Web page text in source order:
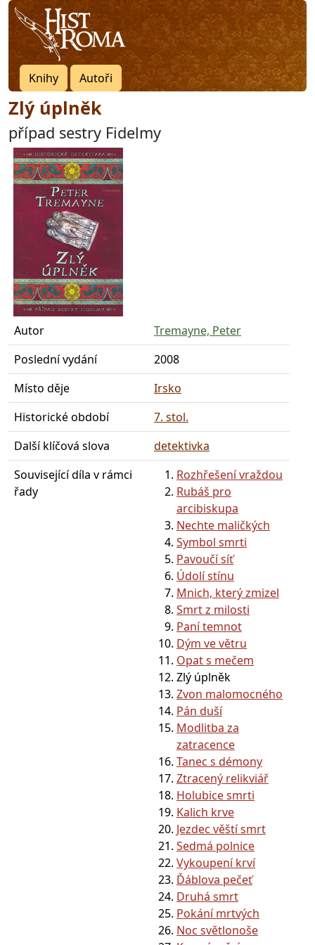
Knihy Autoři
Zlý úplněk
případ sestry Fidelmy
Autor
Tremayne, Peter
Poslední vydání
2008
Místo děje
Irsko
Historické období
7. stol.
Další klíčová slova
detektivka
Související díla v rámci
řady
Rozhřešení vraždou
Rubáš pro
arcibiskupa
Nechte maličkých
Symbol smrti
Pavoučí síť
Údolí stínu
Mnich, který zmizel
Smrt z milosti
Paní temnot
Dým ve větru
Opat s mečem
Zlý úplněk
Zvon malomocného
Pán duší
Modlitba za
zatracence
Tanec s démony
Ztracený relikviář
Holubice smrti
Kalich krve
Jezdec věští smrt
Sedmá polnice
Vykoupení krví
Ďáblova pečeť
Druhá smrt
Pokání mrtvých
Noc světlonoše